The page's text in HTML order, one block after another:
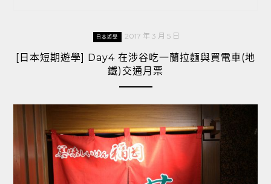
日本遊學 2017 年 3 月 5 日
[日本短期遊學] Day4 在涉谷吃一蘭拉麵與買電車(地
鐵)交通月票